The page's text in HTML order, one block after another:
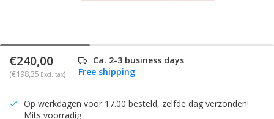
€240,00
(€198,35 Excl. tax)
Ca. 2-3 business days
Free shipping
Op werkdagen voor 17.00 besteld, zelfde dag verzonden!
Mits voorradig